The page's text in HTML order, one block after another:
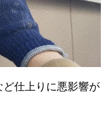
仕上りに悪影響が